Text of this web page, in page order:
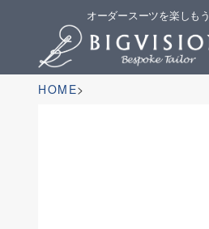
オーダースーツを楽しもう
HOME